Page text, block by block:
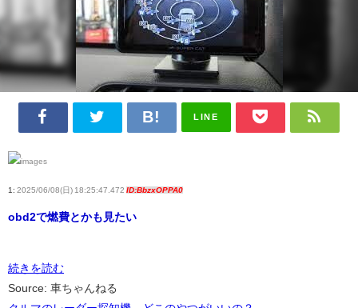
LINE
1: 2025/06/08(日) 18:25:47.472 ID:BbzxOPPA0
obd2で燃費とかも見たい
続きを読む
Source: 車ちゃんねる